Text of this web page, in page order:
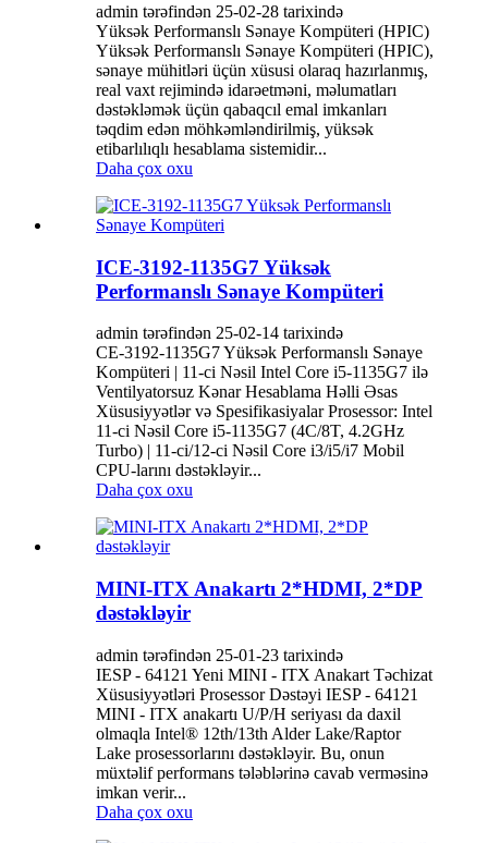
admin tərəfindən 25-02-28 tarixində
Yüksək Performanslı Sənaye Kompüteri (HPIC)
Yüksək Performanslı Sənaye Kompüteri (HPIC),
sənaye mühitləri üçün xüsusi olaraq hazırlanmış,
real vaxt rejimində idarəetməni, məlumatları
dəstəkləmək üçün qabaqcıl emal imkanları
təqdim edən möhkəmləndirilmiş, yüksək
etibarlılıqlı hesablama sistemidir...
Daha çox oxu
ICE-3192-1135G7 Yüksək
Performanslı Sənaye Kompüteri
admin tərəfindən 25-02-14 tarixində
CE-3192-1135G7 Yüksək Performanslı Sənaye
Kompüteri | 11-ci Nəsil Intel Core i5-1135G7 ilə
Ventilyatorsuz Kənar Hesablama Həlli Əsas
Xüsusiyyətlər və Spesifikasiyalar Prosessor: Intel
11-ci Nəsil Core i5-1135G7 (4C/8T, 4.2GHz
Turbo) | 11-ci/12-ci Nəsil Core i3/i5/i7 Mobil
CPU-larını dəstəkləyir...
Daha çox oxu
MINI-ITX Anakartı 2*HDMI, 2*DP
dəstəkləyir
admin tərəfindən 25-01-23 tarixində
IESP - 64121 Yeni MINI - ITX Anakart Təchizat
Xüsusiyyətləri Prosessor Dəstəyi IESP - 64121
MINI - ITX anakartı U/P/H seriyası da daxil
olmaqla Intel® 12th/13th Alder Lake/Raptor
Lake prosessorlarını dəstəkləyir. Bu, onun
müxtəlif performans tələblərinə cavab verməsinə
imkan verir...
Daha çox oxu